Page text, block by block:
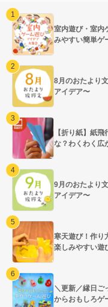
室内遊び・室内
みやすい簡単ゲ
8月のおたより
アイデア〜
【折り紙】紙
な？わくわく広
9月のおたより
アイデア〜
寒天遊び！作り
楽しみやすい遊
＼更新／縁日ご
からおもしろゲ